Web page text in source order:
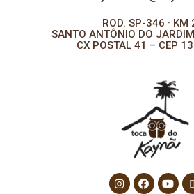
ROD. SP-346 · KM
SANTO ANTÔNIO DO JARDIM
CX POSTAL 41 – CEP